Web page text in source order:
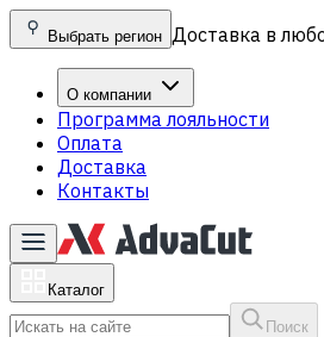
Выбрать регион Доставка в
О компании
Программа лояльности
Оплата
Доставка
Контакты
Каталог
Поиск